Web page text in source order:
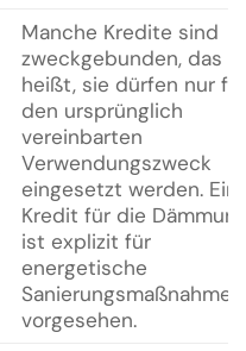
Manche Kredite sind
zweckgebunden, das
heißt, sie dürfen nur für
den ursprünglich
vereinbarten
Verwendungszweck
eingesetzt werden. Ein
Kredit für die
ist explizit für
energetische
Sanierungsmaßnahmen
vorgesehen.